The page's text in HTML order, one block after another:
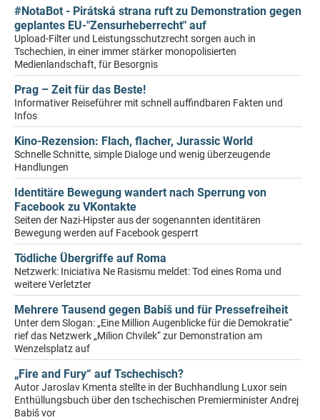
#NotaBot - Pirátská strana ruft zu Demonstration gegen
geplantes EU-"Zensurheberrecht" auf
Upload-Filter und Leistungsschutzrecht sorgen auch in
Tschechien, in einer immer stärker monopolisierten
Medienlandschaft, für Besorgnis
Prag – Zeit für das Beste!
Informativer Reiseführer mit schnell auffindbaren Fakten und
Infos
Kino-Rezension: Flach, flacher, Jurassic World
Schnelle Schnitte, simple Dialoge und wenig überzeugende
Handlungen
Identitäre Bewegung wandert nach Sperrung von
Facebook zu VKontakte
Seiten der Nazi-Hipster aus der sogenannten identitären
Bewegung werden auf Facebook gesperrt
Tödliche Übergriffe auf Roma
Netzwerk: Iniciativa Ne Rasismu meldet: Tod eines Roma und
weitere Verletzter
Mehrere Tausend gegen Babiš und für Pressefreiheit
Unter dem Slogan: „Eine Million Augenblicke für die Demokratie“
rief das Netzwerk „Milion Chvilek“ zur Demonstration am
Wenzelsplatz auf
„Fire and Fury“ auf Tschechisch?
Autor Jaroslav Kmenta stellte in der Buchhandlung Luxor sein
Enthüllungsbuch über den tschechischen Premierminister Andrej
Babiš vor